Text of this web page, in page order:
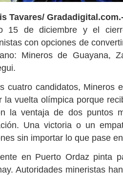
Tavares/
15 de diciembre y el
con opciones de
Mineros de Guayana,
cuatro candidatos, Mineros
la vuelta olímpica porque
la ventaja de dos puntos
Una victoria o un
sin importar lo que pase
en Puerto Ordaz pinta
Autoridades mineristas